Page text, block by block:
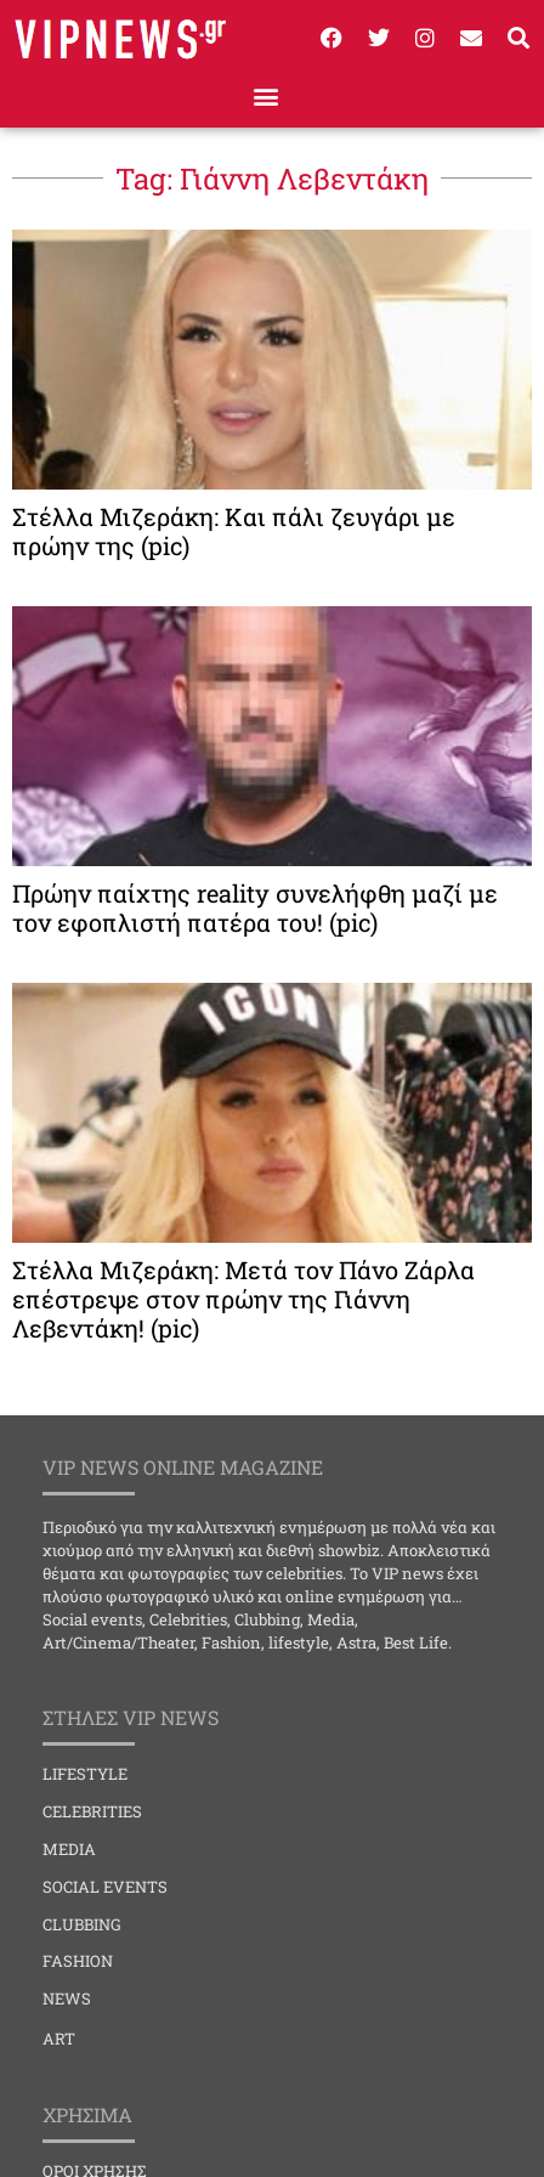
Tag: Γιάννη Λεβεντάκη
Στέλλα Μιζεράκη: Και πάλι ζευγάρι με
πρώην της (pic)
Πρώην παίχτης reality συνελήφθη μαζί με
τον εφοπλιστή πατέρα του! (pic)
Στέλλα Μιζεράκη: Μετά τον Πάνο Ζάρλα
επέστρεψε στον πρώην της Γιάννη
Λεβεντάκη! (pic)
VIP NEWS ONLINE MAGAZINE
Περιοδικό για την καλλιτεχνική ενημέρωση με πολλά νέα και
χιούμορ από την ελληνική και διεθνή showbiz. Αποκλειστικά
θέματα και φωτογραφίες των celebrities. Το VIP news έχει
πλούσιο φωτογραφικό υλικό και online ενημέρωση για…
Social events, Celebrities, Clubbing, Media,
Art/Cinema/Theater, Fashion, lifestyle, Astra, Best Life.
ΣΤΗΛΕΣ VIP NEWS
LIFESTYLE
CELEBRITIES
MEDIA
SOCIAL EVENTS
CLUBBING
FASHION
NEWS
ART
ΧΡΗΣΙΜΑ
ΟΡΟΙ ΧΡΗΣΗΣ